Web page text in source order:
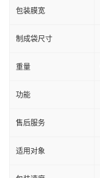
包装膜宽
制成袋尺寸
重量
功能
售后服务
适用对象